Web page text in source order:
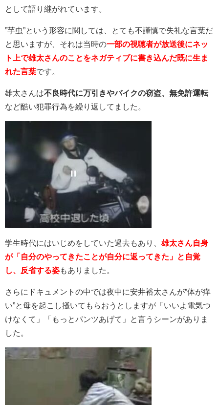
として語り継がれています。
”芋虫”という形容に関しては、とても不謹慎で失礼な言葉だ
と思いますが、それは当時の一部の視聴者が放送後にネッ
ト上で雄太さんのことをネガティブに書き込んだ既に生ま
れた言葉です。
雄太さんは不良時代に万引きやバイクの窃盗、無免許運転
など酷い犯罪行為を繰り返してました。
学生時代にはいじめをしていた過去もあり、 雄太さん自身
が「自分のやってきたことが自分に返ってきた」と自覚
し、反省する姿もありました。
さらにドキュメントの中では夜中に安井裕太さんが”体が痒
い”と母を起こし掻いてもらおうとしますが「いいよ電気つ
けなくて」「もっとパンツあげて」と言うシーンがありま
した。